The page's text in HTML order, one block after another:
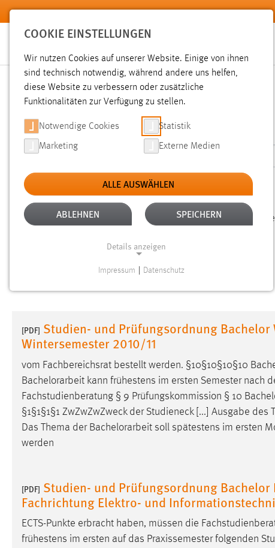
Zum Hauptinhalt springen
SUCHE
Aktive Filter: TYP: DATEIEN ALTER: ÜBER EIN JAHR
Gesucht nach "bachelorarbeit". Es wurden 395 Ergebnisse
[PDF] Studien- und Prüfungsordnung
Wintersemester 2010/11
vom Fachbereichsrat bestellt werden. §10§10§10§10
Bachelorarbeit kann frühestens im ersten Semester nach
Fachstudienberatung § 9 Prüfungskommission § 10
§1§1§1§1 ZwZwZwZweck der Studieneck [...] Ausgabe
Das Thema der Bachelorarbeit soll spätestens im ersten
werden
[PDF] Studien- und Prüfungsordnung
Fachrichtung Elektro- und
ECTS-Punkte erbracht haben, müssen die
frühestens im ersten auf das Praxissemester folgenden
COOKIE EINSTELLUNGEN
Wir nutzen Cookies auf unserer Website. Einige von ihnen
sind technisch notwendig, während andere uns helfen,
diese Website zu verbessern oder zusätzliche
Funktionalitäten zur Verfügung zu stellen.
Notwendige Cookies Statistik
Marketing Externe Medien
ALLE AUSWÄHLEN
ABLEHNEN SPEICHERN
Details anzeigen
Website erforderlich.
Einverständnis
Name: cookie_consent
Zweck:
ausgewählten Einverständnis-Optionen
des Benutzers
Performance
Zweck:
Für performante Seitenauslieferung wird
Impressum Datenschutz